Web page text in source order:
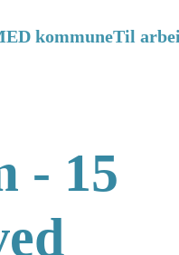
kommuneTil
- 15